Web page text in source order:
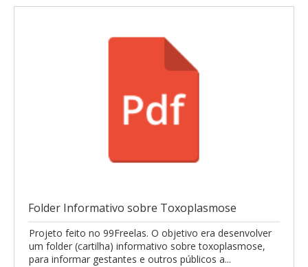
Folder Informativo sobre Toxoplasmose
Projeto feito no 99Freelas. O objetivo era desenvolver
um folder (cartilha) informativo sobre toxoplasmose,
para informar gestantes e outros públicos a...